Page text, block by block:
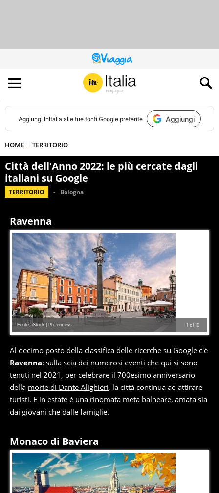
QUESTO
SITO
CONTRIBUISCE
ALL’AUDIENCE
DI
Aggiungi InItalia alle tue fonti Google preferite Aggiungi
HOME TERRITORIO
Città dell'Anno 2022: le più cercate dagli
italiani su Google
TERRITORIO Bologna
Ravenna
1 di 10
Fonte: iStock | Ph. ermess
Al decimo posto della classifica delle ricerche su Google c'è
Ravenna: sulla scia dei numerosi eventi che qui si sono
tenuti nel 2021, per celebrare il 700esimo anniversario
della morte di Dante Alighieri, la città continua ad attirare
turisti. E in estate è una rinomata meta balneare, amata sia
dai giovani che dalle famiglie.
Monaco di Baviera